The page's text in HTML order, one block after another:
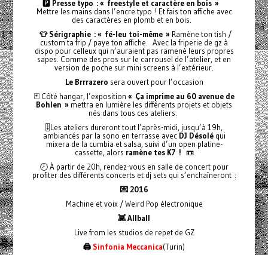
🅿️ Presse typo : « freestyle et caractère en bois »
Mettre les mains dans l’encre typo ! Et fais ton affiche avec
des caractères en plomb et en bois.
👕 Sérigraphie : « fé-leu toi-même » Ramène ton tish /
custom ta frip / paye ton affiche. Avec la friperie de gz à
dispo pour celleux qui n’auraient pas ramené leurs propres
sapes. Comme des pros sur le carrousel de l’atelier, et en
version de poche sur mini screens à l’extérieur.
Le Brrrazero sera ouvert pour l’occasion
🃏 Côté hangar, l’exposition « Ça imprime au 60 avenue de
Bohlen » mettra en lumière les différents projets et objets
nés dans tous ces ateliers.
🎚️Les ateliers dureront tout l’après-midi, jusqu’à 19h,
ambiancés par la sono en terrasse avec DJ Désolé qui
mixera de la cumbia et salsa, suivi d’un open platine-
cassette, alors ramène tes K7 ! 📼
🕗 À partir de 20h, rendez-vous en salle de concert pour
profiter des différents concerts et dj sets qui s’enchaîneront :
💌 2016
Machine et voix / Weird Pop électronique
👾 Allball
Live from les studios de repet de GZ
🖨️ Sinfonia Meccanica(Turin)